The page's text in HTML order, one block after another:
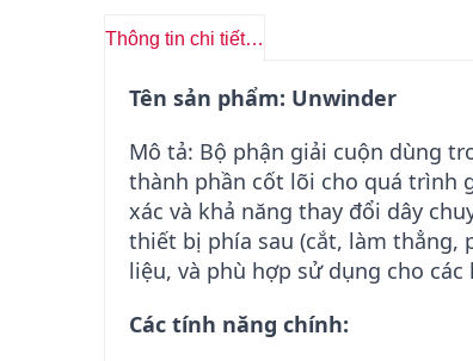
Thông tin chi tiết sản phẩm
Tên sản phẩm: Unwinder
Mô tả: Bộ phận giải cuộn dùng
thành phần cốt lõi cho quá trình
xác và khả năng thay đổi dây
thiết bị phía sau (cắt, làm thẳng,
liệu, và phù hợp sử dụng cho
Các tính năng chính: